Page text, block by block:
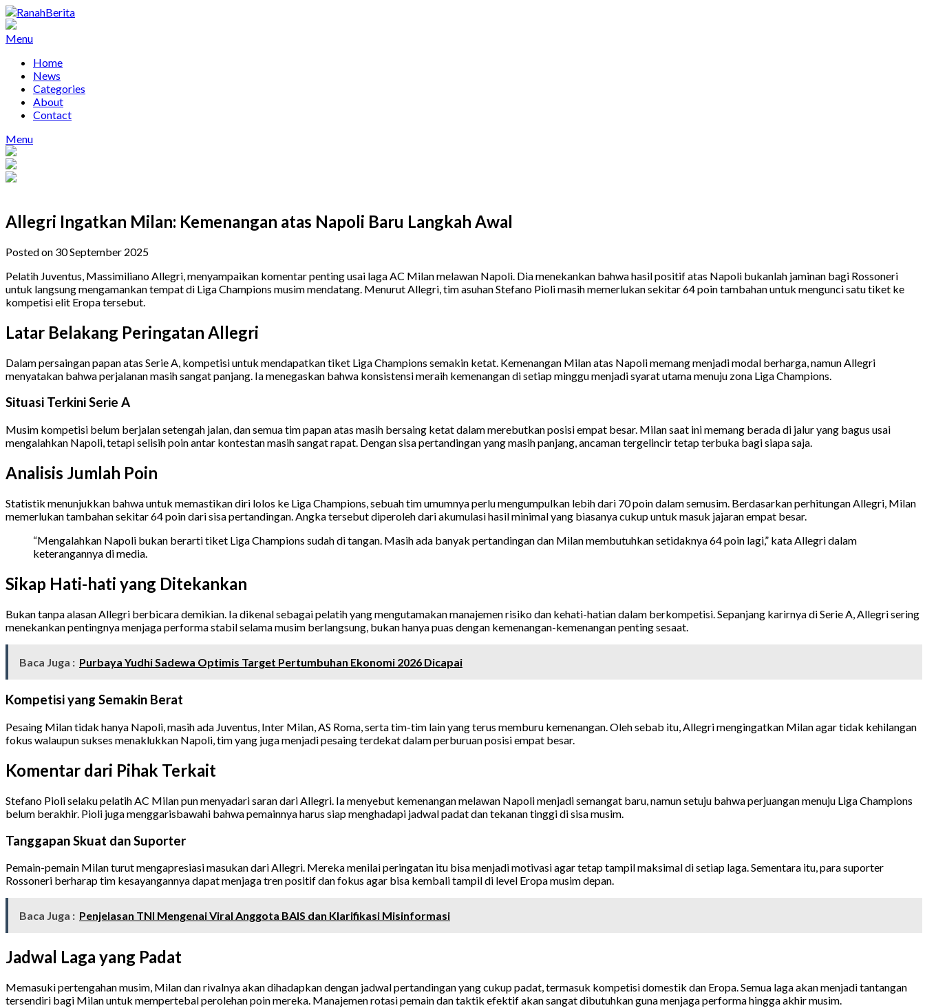
Skip
to
content
Menu
Home
News
Categories
About
Contact
Menu
Allegri Ingatkan Milan: Kemenangan atas Napoli Baru Langkah Awal
Posted on 30 September 2025
Pelatih Juventus, Massimiliano Allegri, menyampaikan komentar penting usai laga AC Milan melawan Napoli. Dia menekankan bahwa hasil positif atas Napoli bukanlah jaminan bagi Rossoneri
untuk langsung mengamankan tempat di Liga Champions musim mendatang. Menurut Allegri, tim asuhan Stefano Pioli masih memerlukan sekitar 64 poin tambahan untuk mengunci satu tiket ke
kompetisi elit Eropa tersebut.
Latar Belakang Peringatan Allegri
Dalam persaingan papan atas Serie A, kompetisi untuk mendapatkan tiket Liga Champions semakin ketat. Kemenangan Milan atas Napoli memang menjadi modal berharga, namun Allegri
menyatakan bahwa perjalanan masih sangat panjang. Ia menegaskan bahwa konsistensi meraih kemenangan di setiap minggu menjadi syarat utama menuju zona Liga Champions.
Situasi Terkini Serie A
Musim kompetisi belum berjalan setengah jalan, dan semua tim papan atas masih bersaing ketat dalam merebutkan posisi empat besar. Milan saat ini memang berada di jalur yang bagus usai
mengalahkan Napoli, tetapi selisih poin antar kontestan masih sangat rapat. Dengan sisa pertandingan yang masih panjang, ancaman tergelincir tetap terbuka bagi siapa saja.
Analisis Jumlah Poin
Statistik menunjukkan bahwa untuk memastikan diri lolos ke Liga Champions, sebuah tim umumnya perlu mengumpulkan lebih dari 70 poin dalam semusim. Berdasarkan perhitungan Allegri, Milan
memerlukan tambahan sekitar 64 poin dari sisa pertandingan. Angka tersebut diperoleh dari akumulasi hasil minimal yang biasanya cukup untuk masuk jajaran empat besar.
“Mengalahkan Napoli bukan berarti tiket Liga Champions sudah di tangan. Masih ada banyak pertandingan dan Milan membutuhkan setidaknya 64 poin lagi,” kata Allegri dalam
keterangannya di media.
Sikap Hati-hati yang Ditekankan
Bukan tanpa alasan Allegri berbicara demikian. Ia dikenal sebagai pelatih yang mengutamakan manajemen risiko dan kehati-hatian dalam berkompetisi. Sepanjang karirnya di Serie A, Allegri sering
menekankan pentingnya menjaga performa stabil selama musim berlangsung, bukan hanya puas dengan kemenangan-kemenangan penting sesaat.
Baca Juga : Purbaya Yudhi Sadewa Optimis Target Pertumbuhan Ekonomi 2026 Dicapai
Kompetisi yang Semakin Berat
Pesaing Milan tidak hanya Napoli, masih ada Juventus, Inter Milan, AS Roma, serta tim-tim lain yang terus memburu kemenangan. Oleh sebab itu, Allegri mengingatkan Milan agar tidak kehilangan
fokus walaupun sukses menaklukkan Napoli, tim yang juga menjadi pesaing terdekat dalam perburuan posisi empat besar.
Komentar dari Pihak Terkait
Stefano Pioli selaku pelatih AC Milan pun menyadari saran dari Allegri. Ia menyebut kemenangan melawan Napoli menjadi semangat baru, namun setuju bahwa perjuangan menuju Liga Champions
belum berakhir. Pioli juga menggarisbawahi bahwa pemainnya harus siap menghadapi jadwal padat dan tekanan tinggi di sisa musim.
Tanggapan Skuat dan Suporter
Pemain-pemain Milan turut mengapresiasi masukan dari Allegri. Mereka menilai peringatan itu bisa menjadi motivasi agar tetap tampil maksimal di setiap laga. Sementara itu, para suporter
Rossoneri berharap tim kesayangannya dapat menjaga tren positif dan fokus agar bisa kembali tampil di level Eropa musim depan.
Baca Juga : Penjelasan TNI Mengenai Viral Anggota BAIS dan Klarifikasi Misinformasi
Jadwal Laga yang Padat
Memasuki pertengahan musim, Milan dan rivalnya akan dihadapkan dengan jadwal pertandingan yang cukup padat, termasuk kompetisi domestik dan Eropa. Semua laga akan menjadi tantangan
tersendiri bagi Milan untuk mempertebal perolehan poin mereka. Manajemen rotasi pemain dan taktik efektif akan sangat dibutuhkan guna menjaga performa hingga akhir musim.